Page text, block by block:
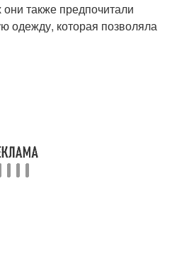
также предпочитали
одежду, которая позволяла